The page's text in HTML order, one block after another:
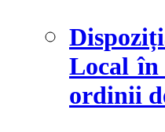
Local în
ordinii